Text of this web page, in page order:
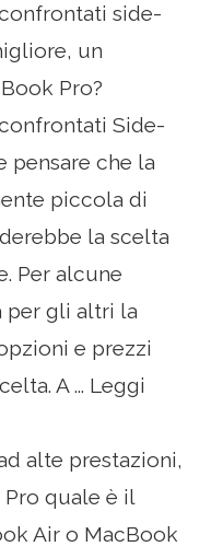
side-
un
Pro?
Side-
pensare che la
piccola di
la scelta
Per alcune
per gli altri la
e prezzi
A ... Leggi
alte prestazioni,
quale è il
Air o MacBook